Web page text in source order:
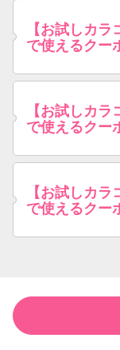
【お試しカ
で使えるクー
【お試しカ
で使えるクー
【お試しカ
で使えるクー